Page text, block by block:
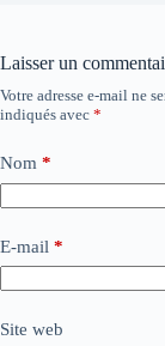
Laisser un
Votre adresse e-mail ne
indiqués avec *
Nom *
E-mail *
Site web